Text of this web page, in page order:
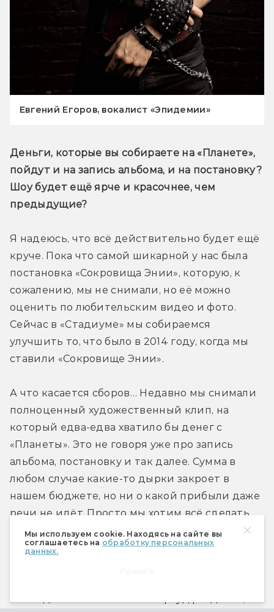
Мы используем cookie. Находясь на сайте вы
соглашаетесь на обработку персональных
данных.
Евгений Егоров, вокалист «Эпидемии»
Деньги, которые вы собираете на «Планете»,
пойдут и на запись альбома, и на постановку?
Шоу будет ещё ярче и красочнее, чем
предыдущие?
Я надеюсь, что всё действительно будет ещё
круче. Пока что самой шикарной у нас была
постановка «Сокровища Энии», которую, к
сожалению, мы не снимали, но её можно
оценить по любительским видео и фото.
Сейчас в «Стадиуме» мы собираемся
улучшить то, что было в 2014 году, когда мы
ставили «Сокровище Энии».
А что касается сборов… Недавно мы снимали
полноценный художественный клип, на
который едва-едва хватило бы денег с
«Планеты». Это не говоря уже про запись
альбома, постановку и так далее. Сумма в
любом случае какие-то дырки закроет в
нашем бюджете, но ни о какой прибыли даже
речи не идёт. Просто мы хотим всё сделать
красиво. Пусть получится эффектно, как в
«Лужниках»; правда, мы потом три года долги